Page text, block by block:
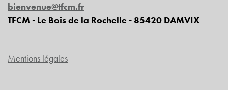
bienvenue@tfcm.fr
TFCM - Le Bois de la Rochelle - 85420 DAMVIX
Mentions légales